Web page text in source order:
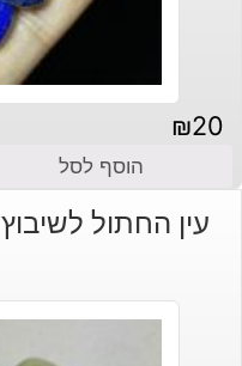
₪20
הוסף לסל
עין החתול לשיבוץ 74.20 קרט 10 יחידות